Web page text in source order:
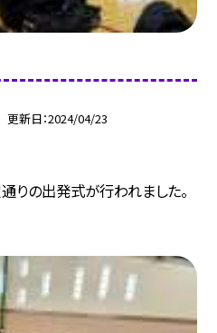
更新日 2024/04/23
りの出発式が行われました。